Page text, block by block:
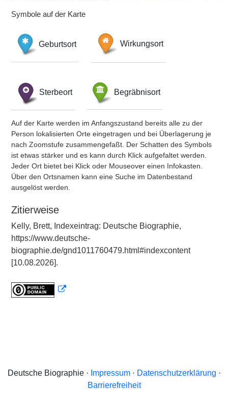
Symbole auf der Karte
Geburtsort Wirkungsort
Sterbeort Begräbnisort
Auf der Karte werden im Anfangszustand bereits alle zu der
Person lokalisierten Orte eingetragen und bei Überlagerung je
nach Zoomstufe zusammengefaßt. Der Schatten des Symbols
ist etwas stärker und es kann durch Klick aufgefaltet werden.
Jeder Ort bietet bei Klick oder Mouseover einen Infokasten.
Über den Ortsnamen kann eine Suche im Datenbestand
ausgelöst werden.
Zitierweise
Kelly, Brett, Indexeintrag: Deutsche Biographie,
https://www.deutsche-
biographie.de/gnd1011760479.html#indexcontent
[10.08.2026].
Deutsche Biographie · Impressum· Datenschutzerklärung ·
Barrierefreiheit